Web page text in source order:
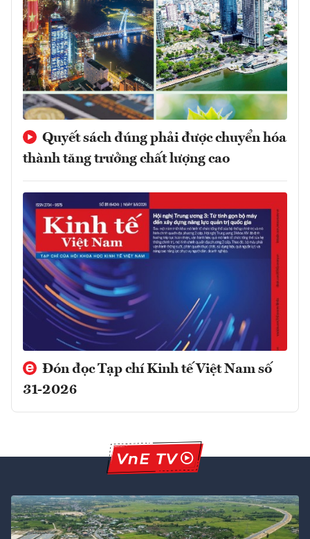
Quyết sách đúng phải được chuyển hóa
thành tăng trưởng chất lượng cao
Đón đọc Tạp chí Kinh tế Việt Nam số
31-2026